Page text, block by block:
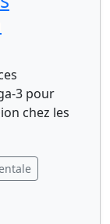
3 pour
chez les